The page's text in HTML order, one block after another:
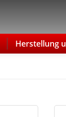
Herstellung